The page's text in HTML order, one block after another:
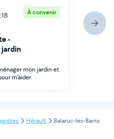
À convenir
-
mon jardin et
m'aider.
Hérault Balaruc-les-Bains